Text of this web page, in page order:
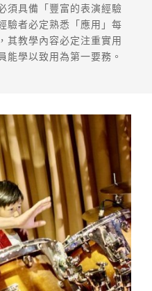
須具備「豐富的表演經驗
驗者必定熟悉「應用」每
其教學內容必定注重實用
能學以致用為第一要務。